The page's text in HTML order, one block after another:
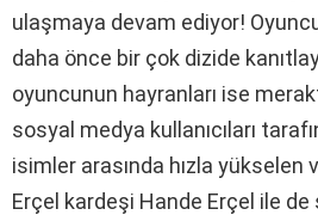
ulaşmaya devam ediyor!
daha önce bir çok dizide
oyuncunun hayranları ise
sosyal medya kullanıcıları
isimler arasında hızla yükselen
Erçel kardeşi Hande Erçel ile de